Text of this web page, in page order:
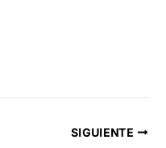
SIGUIENTE